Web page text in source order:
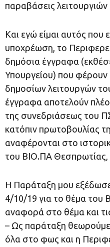
παραβάσεις
Και εγώ είμαι αυτός
υποχρέωση, το
δημόσια έγγραφα
Υπουργείου) που φέρουν
δημοσίων λειτουργών
έγγραφα αποτελούν
της συνεδριάσεως του
κατόπιν πρωτοβουλίας
αναφέρονται στο
του ΒΙΟ.ΠΑ Θεσπρωτίας,
Η Παράταξη μου εξέδωσε
4/10/19 για το θέμα του
αναφορά στο θέμα και
– Ως παράταξη θεωρούμε
όλα στο φως και η